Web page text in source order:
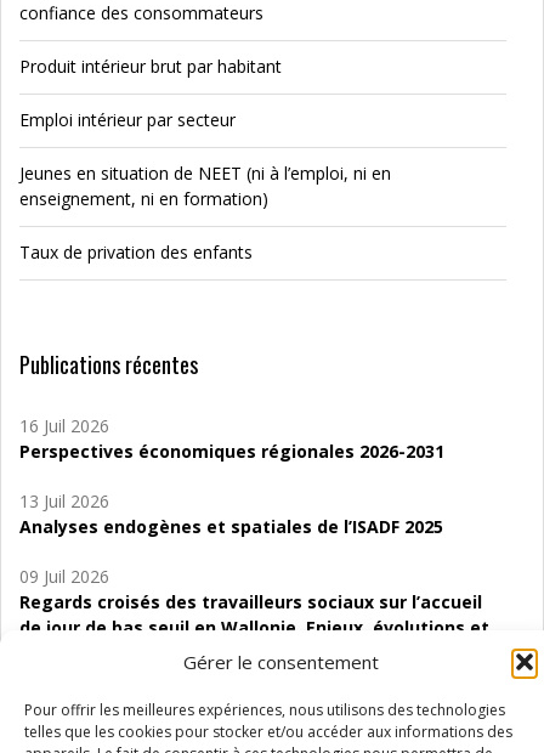
Gérer le consentement
Pour offrir les meilleures expériences, nous utilisons des technologies
telles que les cookies pour stocker et/ou accéder aux informations des
confiance des consommateurs
Produit intérieur brut par habitant
Emploi intérieur par secteur
Jeunes en situation de NEET (ni à l’emploi, ni en
enseignement, ni en formation)
Taux de privation des enfants
Publications récentes
16 Juil 2026
Perspectives économiques régionales 2026-2031
13 Juil 2026
Analyses endogènes et spatiales de l’ISADF 2025
09 Juil 2026
Regards croisés des travailleurs sociaux sur l’accueil
de jour de bas seuil en Wallonie. Enjeux, évolutions et
06 Juil 2026
Étude d’évaluabilité des Structures